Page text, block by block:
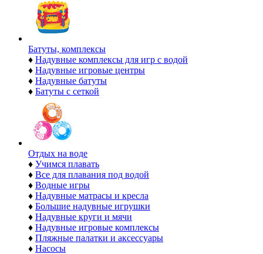
Батуты, комплексы
♦ Надувные комплексы для игр с водой
♦ Надувные игровые центры
♦ Надувные батуты
♦ Батуты с сеткой
Отдых на воде
♦ Учимся плавать
♦ Все для плавания под водой
♦ Водные игры
♦ Надувные матрасы и кресла
♦ Большие надувные игрушки
♦ Надувные круги и мячи
♦ Надувные игровые комплексы
♦ Пляжные палатки и аксессуары
♦ Насосы